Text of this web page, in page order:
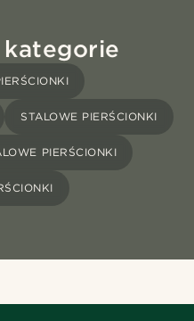
kategorie
STALOWE PIERŚCIONKI
PIERŚCIONKI